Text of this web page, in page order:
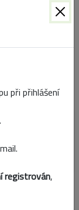
při přihlášení
.
registrován,